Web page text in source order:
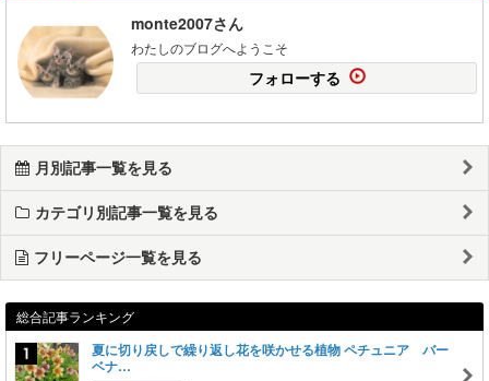
monte2007さん
わたしのブログへようこそ
フォローする
月別記事一覧を見る
カテゴリ別記事一覧を見る
フリーページ一覧を見る
総合記事ランキング
夏に切り戻しで繰り返し花を咲かせる植物 ペチュニア バー
ベナ…